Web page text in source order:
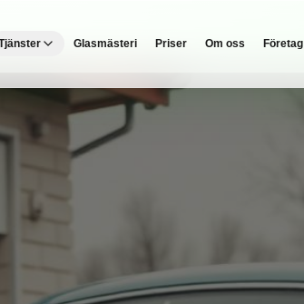
Glasmästeri Priser Om oss Företag